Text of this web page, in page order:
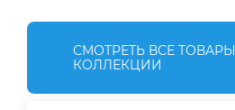
СМОТРЕТЬ ВСЕ ТОВАРЫ
КОЛЛЕКЦИИ